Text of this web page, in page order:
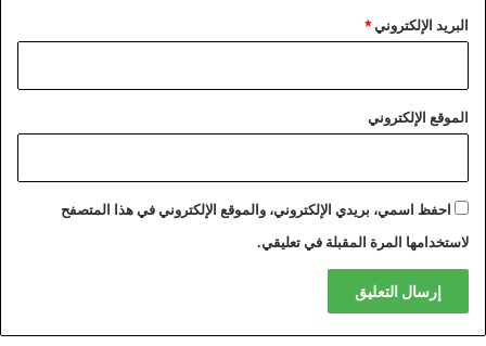
البريد الإلكتروني*
الموقع الإلكتروني
احفظ اسمي، بريدي الإلكتروني، والموقع الإلكتروني في هذا المتصفح
لاستخدامها المرة المقبلة في تعليقي.